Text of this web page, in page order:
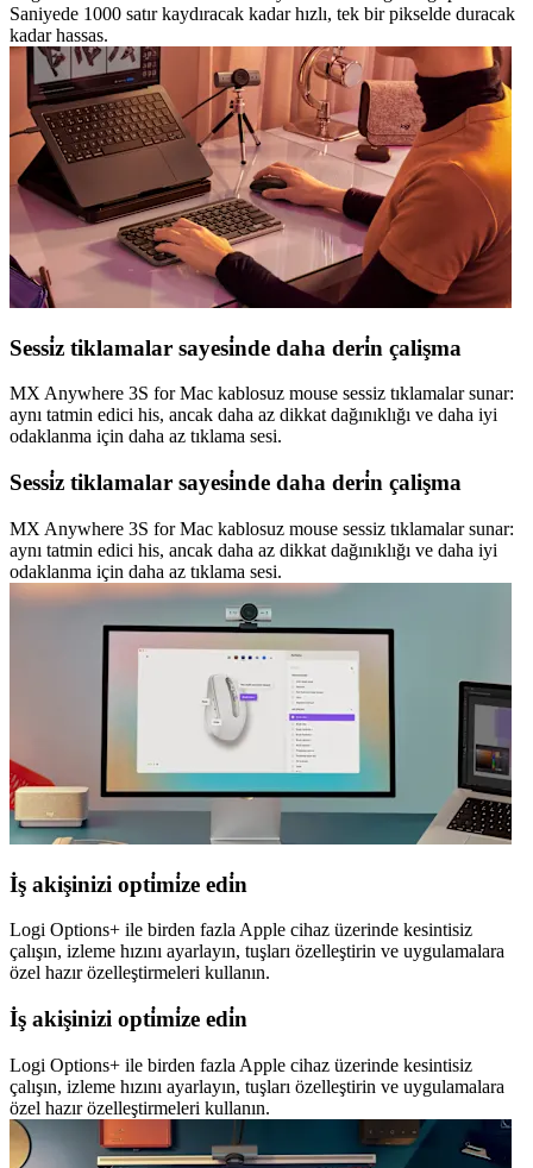
Saniyede 1000 satır kaydıracak kadar hızlı, tek bir pikselde duracak
kadar hassas.
Sessi̇z tiklamalar sayesi̇nde daha deri̇n çalişma
MX Anywhere 3S for Mac kablosuz mouse sessiz tıklamalar sunar:
aynı tatmin edici his, ancak daha az dikkat dağınıklığı ve daha iyi
odaklanma için daha az tıklama sesi.
Sessi̇z tiklamalar sayesi̇nde daha deri̇n çalişma
MX Anywhere 3S for Mac kablosuz mouse sessiz tıklamalar sunar:
aynı tatmin edici his, ancak daha az dikkat dağınıklığı ve daha iyi
odaklanma için daha az tıklama sesi.
İş akişinizi opti̇mi̇ze edi̇n
Logi Options+ ile birden fazla Apple cihaz üzerinde kesintisiz
çalışın, izleme hızını ayarlayın, tuşları özelleştirin ve uygulamalara
özel hazır özelleştirmeleri kullanın.
İş akişinizi opti̇mi̇ze edi̇n
Logi Options+ ile birden fazla Apple cihaz üzerinde kesintisiz
çalışın, izleme hızını ayarlayın, tuşları özelleştirin ve uygulamalara
özel hazır özelleştirmeleri kullanın.